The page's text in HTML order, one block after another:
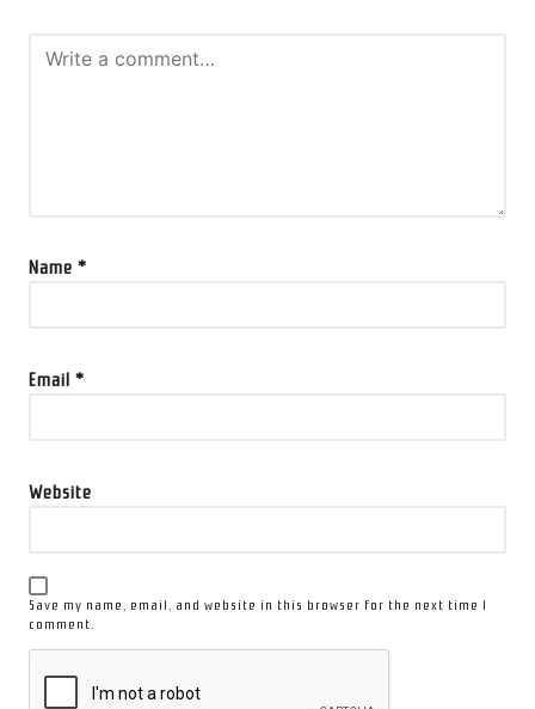
Name *
Email *
Website
Save my name, email, and website in this browser for the next time I
comment.